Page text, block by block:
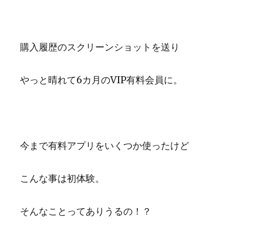
購入履歴のスクリーンショットを送り
やっと晴れて6カ月のVIP有料会員に。
今まで有料アプリをいくつか使ったけど
こんな事は初体験。
そんなことってありうるの！？